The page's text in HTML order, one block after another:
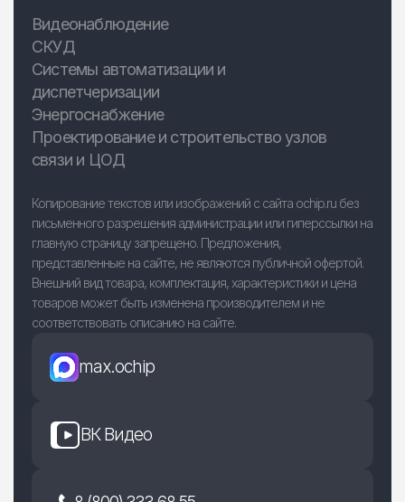
Видеонаблюдение
СКУД
Системы автоматизации и
диспетчеризации
Энергоснабжение
Проектирование и строительство узлов
связи и ЦОД
Копирование текстов или изображений с сайта ochip.ru без
письменного разрешения администрации или гиперссылки на
главную страницу запрещено. Предложения,
представленные на сайте, не являются публичной офертой.
Внешний вид товара, комплектация, характеристики и цена
товаров может быть изменена производителем и не
соответствовать описанию на сайте.
max.ochip
ВК Видео